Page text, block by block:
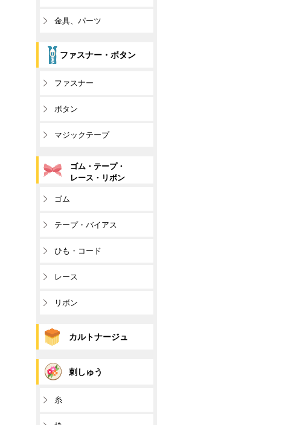
金具、パーツ
ファスナー・ボタン
ファスナー
ボタン
マジックテープ
ゴム・テープ・
レース・リボン
ゴム
テープ・バイアス
ひも・コード
レース
リボン
カルトナージュ
刺しゅう
糸